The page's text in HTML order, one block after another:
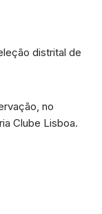
distrital de
no
Clube Lisboa.